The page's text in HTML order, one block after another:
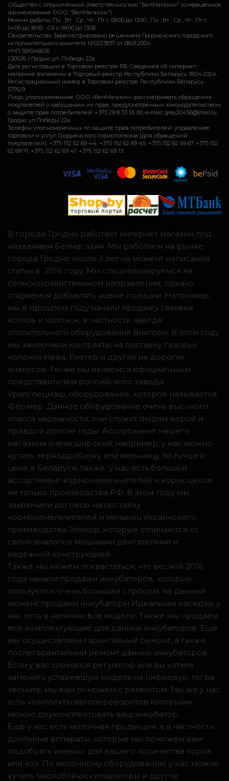
Общество с ограниченной ответственностью "БелМагазин" (сокращенное
наименование ООО "БелМагазин")
Режим работы: Пн , Вт , Ср , Чт , Пт c 09:00 до 13:00 ; Пн , Вт , Ср , Чт , Пт c
14:00 до 18:00 ; Сб c 09:00 до 13:00
Свидетельство Зарегистрировано решением Гродненского городского
исполнительного комитета №0223837 от 08.01.2004
УНП 591046626
230026 г.Гродно ул. Победы 22а
Дата регистрации в Торговом реестре РБ: Сведения об интернет-
магазине включены в Торговый реестр Республики Беларусь 18.04.2024,
Регистрационный номер в Торговом реестре Республики Беларусь
579129
Лицо, уполномоченное ООО «БелМагазин» рассматривать обращения
покупателей о нарушении их прав, предусмотренных законодательством
о защите прав потребителей: +375 29 8 33 55 00, e-mail: grey20456@mail.ru,
Гродно ул.Победы 22а
Телефон уполномоченных по защите прав потребителей: управление
торговли и услуг Гродненского горисполкома (для обращений
покупателей): +375 152 62 69 44, +375 152 62 69 45, +375 152 62 69 67, +375 152
62 69 71, +375 152 62 69 47, +375 152 62 69 13
В городе Гродно работает интернет магазин под
названием Белмагазин. Мы работаем на рынке
города Гродно около 3 лет на момент написания
статьи в 2016 году. Мы специализируемся на
сельскохозяйственном направлении, однако
стараемся добавлять новые позиции. Например,
мы в прошлом году начали продажу газовых
котлов и колонок, в частности завода
отопительного оборудования Виктори. В этом году
мы заключили контракты на поставку газовых
колонок Нева, Рихтер и других не дорогих
аналогов. Также мы являемся официальным
представителем российского завода
Уралспецмаш, оборудование, которое называется
Фермер. Данное оборудование очень высокого
класса надежности, они служит людям верой и
правдой долгие годы. Ассортимент нашего
магазина очень широкий, например, у нас можно
купить зернодробилку или мельницу по лучшей
цене в Беларуси, также у нас есть большой
ассортимент кормоизмельчителей и кормоцехов
не только производства РФ. В этом году мы
заключили договор на поставку
кормоизмельчителей и мельниц Украинского
производства Эликор, которые отличаются от
своих аналогов мощными двигателями и
надежной конструкцией.
Также мы можем похвастаться, что весной 2016
года начали продажи инкубаторов, которые
пользуются очень большим спросом, на данный
момент продаем инкубаторы Идеальная наседка, у
нас есть в наличии все модели. Также мы продаем
все комплектующие для данных инкубаторов. Ещё
мы осуществляем гарантийный ремонт, а также
послегарантийный ремонт данных инкубаторов.
Если у вас сломался регулятор или вы хотите
заменить устаревшую модель на цифровую тогда
звоните, мы вам поможем с ремонтом. Так же у нас
есть комплекты автопереворотов которыми
можно доукомплектовать ваш инкубатор.
Ещё у нас есть молочная продукция, а в частности
доильные аппараты, которые мы поможем вам
подобрать именно для вашего количества коров
или коз. По молочному оборудованию у нас можно
купить маслобойки, сепараторы и другое